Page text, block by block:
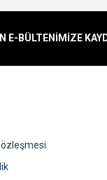
E-BÜLTENİMİZE